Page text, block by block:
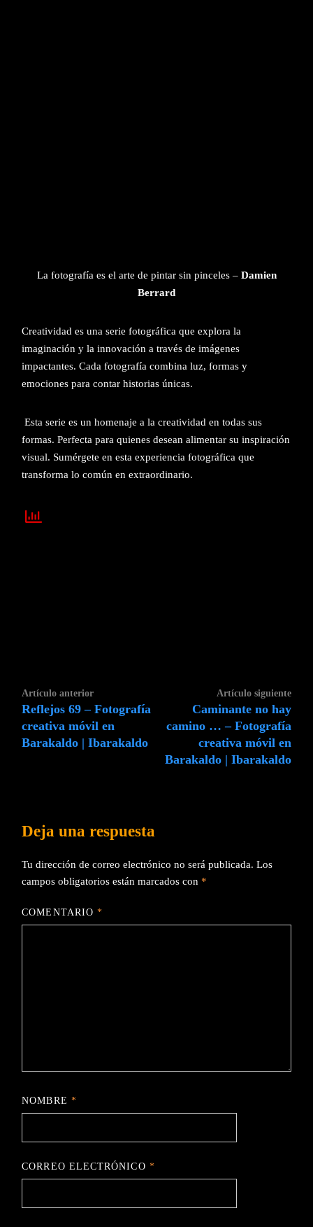
La fotografía es el arte de pintar sin pinceles – Damien
Berrard
Creatividad es una serie fotográfica que explora la
imaginación y la innovación a través de imágenes
impactantes. Cada fotografía combina luz, formas y
emociones para contar historias únicas.
Esta serie es un homenaje a la creatividad en todas sus
formas. Perfecta para quienes desean alimentar su inspiración
visual. Sumérgete en esta experiencia fotográfica que
transforma lo común en extraordinario.
Navegación
de
entradas
Artículo anteriorArtículo
anterior:
Reflejos 69 – Fotografía
creativa móvil en
Barakaldo | Ibarakaldo
Artículo siguiente
Caminante no hay
camino … – Fotografía
creativa móvil en
Barakaldo | Ibarakaldo
Deja una respuesta
Tu dirección de correo electrónico no será publicada. Los
campos obligatorios están marcados con *
COMENTARIO*
NOMBRE *
CORREO ELECTRÓNICO *